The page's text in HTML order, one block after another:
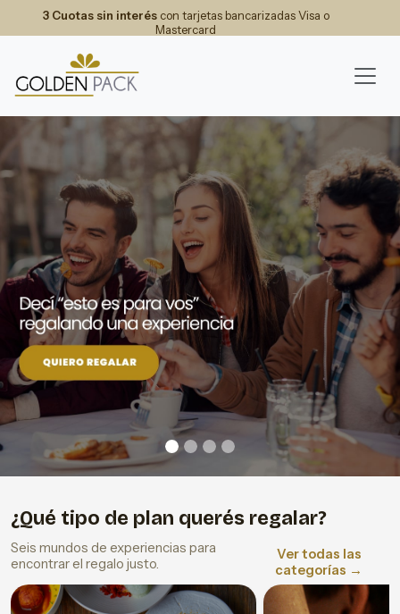
3 Cuotas sin interéscon tarjetas bancarizadas Visa o
Mastercard
¿Qué tipo de plan querés regalar?
Seis mundos de experiencias para
encontrar el regalo justo.
Ver todas las
categorías →